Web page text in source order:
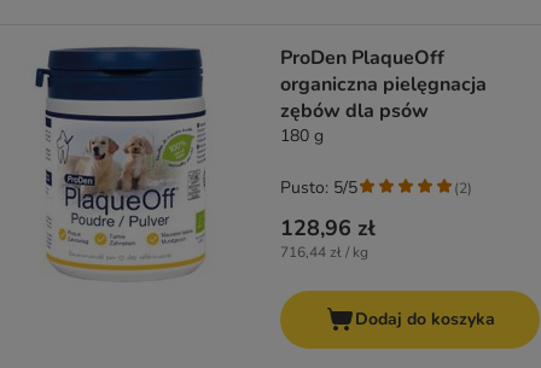
ProDen PlaqueOff
organiczna pielęgnacja
zębów dla psów
180 g
128,96 zł
716,44 zł / kg
Pusto: 5/5 (2)
Dodaj do koszyka